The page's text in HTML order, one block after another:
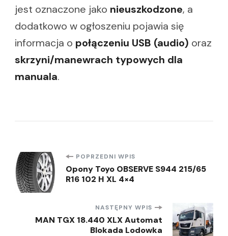
jest oznaczone jako nieuszkodzone, a
dodatkowo w ogłoszeniu pojawia się
informacja o połączeniu USB (audio) oraz
skrzyni/manewrach typowych dla
manuala.
Nawigacja
wpisu
POPRZEDNI WPIS
Opony Toyo OBSERVE S944 215/65
R16 102 H XL 4×4
NASTĘPNY WPIS
MAN TGX 18.440 XLX Automat
Blokada Lodowka